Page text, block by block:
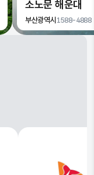
소노문 해운대
부산광역시1588-4888